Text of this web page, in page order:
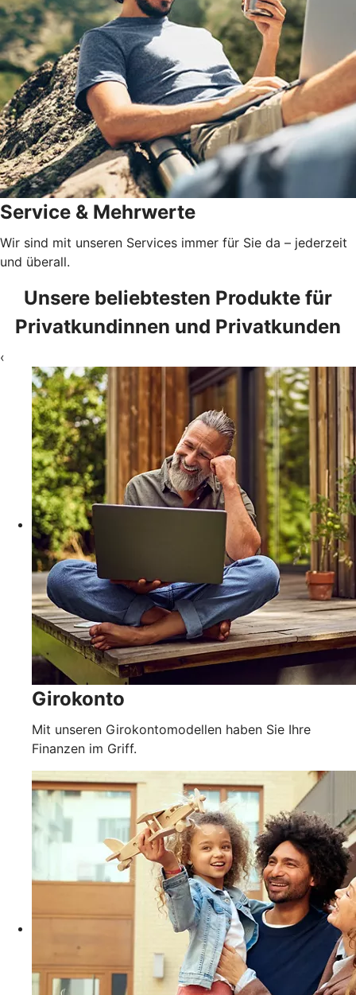
Service & Mehrwerte
Wir sind mit unseren Services immer für Sie da – jederzeit
und überall.
Unsere beliebtesten Produkte für
Privatkundinnen und Privatkunden
‹
Girokonto
Mit unseren Girokontomodellen haben Sie Ihre
Finanzen im Griff.